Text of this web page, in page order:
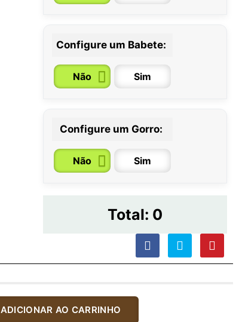
Configure um Babete:
Não Sim
Configure um Gorro:
Não Sim
Total: 0
ADICIONAR AO CARRINHO